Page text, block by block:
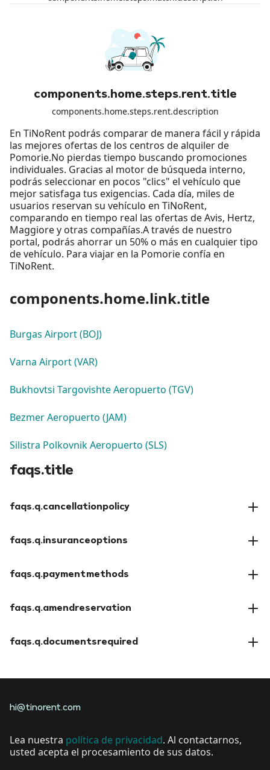
components.home.steps.rent.title
components.home.steps.rent.description
En TiNoRent podrás comparar de manera fácil y rápida
las mejores ofertas de los centros de alquiler de
Pomorie.No pierdas tiempo buscando promociones
individuales. Gracias al motor de búsqueda interno,
podrás seleccionar en pocos "clics" el vehículo que
mejor satisfaga tus exigencias. Cada día, miles de
usuarios reservan su vehículo en TiNoRent,
comparando en tiempo real las ofertas de Avis, Hertz,
Maggiore y otras compañías.A través de nuestro
portal, podrás ahorrar un 50% o más en cualquier tipo
de vehículo. Para viajar en la Pomorie confía en
TiNoRent.
components.home.link.title
Burgas Airport (BOJ)
Varna Airport (VAR)
Bukhovtsi Targovishte Aeropuerto (TGV)
Bezmer Aeropuerto (JAM)
Silistra Polkovnik Aeropuerto (SLS)
faqs.title
faqs.q.cancellationpolicy
faqs.q.insuranceoptions
faqs.q.paymentmethods
faqs.q.amendreservation
faqs.q.documentsrequired
hi@tinorent.com
Lea nuestra política de privacidad. Al contactarnos,
usted acepta el procesamiento de sus datos.